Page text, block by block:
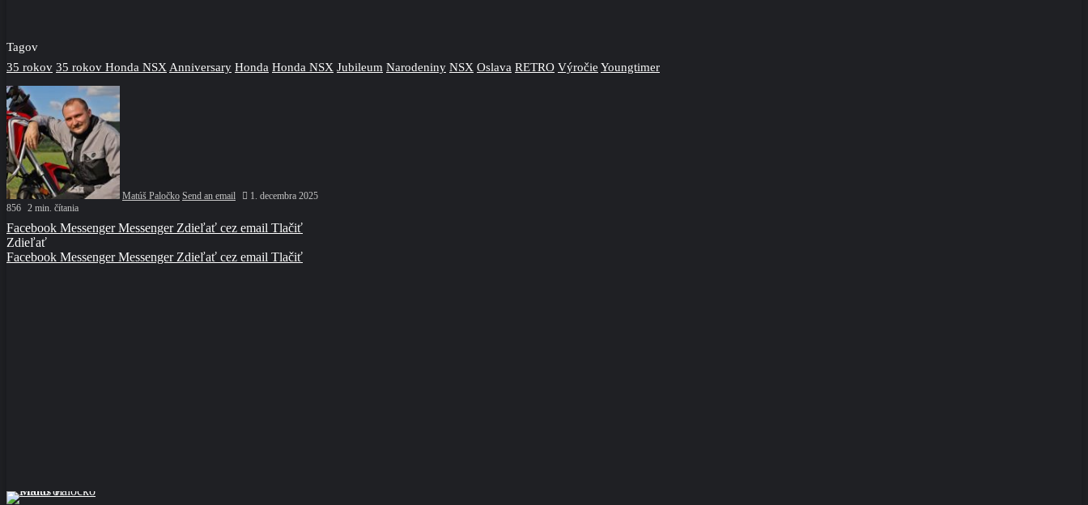
Tagov
35 rokov 35 rokov Honda NSX Anniversary Honda Honda NSX Jubileum Narodeniny NSX Oslava RETRO Výročie Youngtimer
Matúš Paločko Send an email
1. decembra 2025
856 2 min. čítania
Facebook Messenger Messenger Zdieľať cez email Tlačiť
Zdieľať
Facebook Messenger Messenger Zdieľať cez email Tlačiť